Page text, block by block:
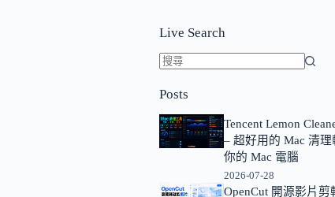
Live Search
不
到
符
件
Posts
Tencent Lemon
– 超好用的 Mac 清
你的 Mac 電腦
2026-07-28
OpenCut 開源影片